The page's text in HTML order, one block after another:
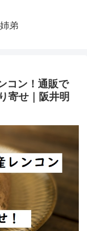
弟
コン！通販で
寄せ｜阪井明